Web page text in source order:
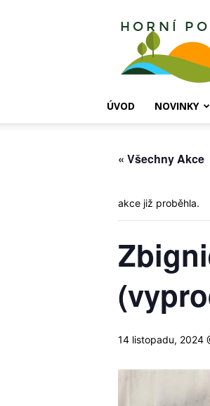
ÚVOD NOVINKY
« Všechny Akce
akce již proběhla.
14 listopadu, 2024